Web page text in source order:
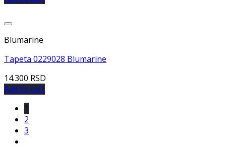
Blumarine
Tapeta 0229028 Blumarine
14.300 RSD
Add to cart
1
2
3